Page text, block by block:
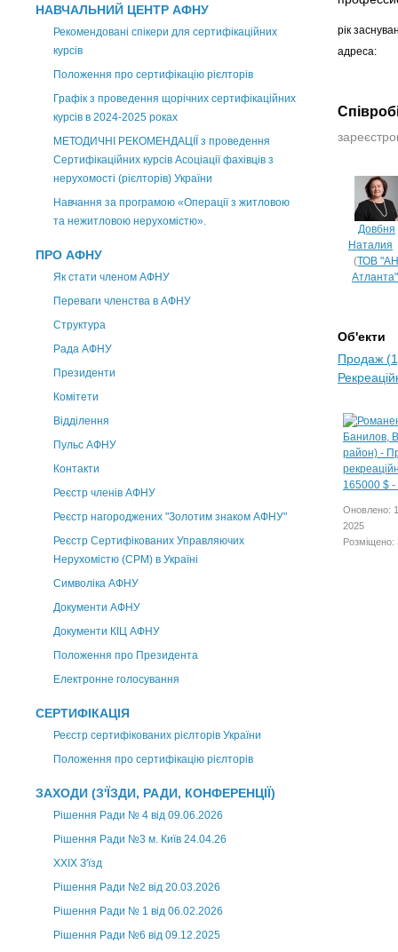
НАВЧАЛЬНИЙ ЦЕНТР АФНУ
Рекомендовані спікери для сертифікаційних
курсів
Положення про сертифікацію рієлторів
Графік з проведення щорічних сертифікаційних
курсів в 2024-2025 роках
МЕТОДИЧНІ РЕКОМЕНДАЦІЇ з проведення
Сертифікаційних курсів Асоціації фахівців з
нерухомості (рієлторів) України
Навчання за програмою «Операції з житловою
та нежитловою нерухомістю».
ПРО АФНУ
Як стати членом АФНУ
Переваги членства в АФНУ
Структура
Рада АФНУ
Президенти
Комітети
Відділення
Пульс АФНУ
Контакти
Реєстр членів АФНУ
Реєстр нагороджених "Золотим знаком АФНУ"
Реєстр Сертифікованих Управляючих
Нерухомістю (CPM) в Україні
Символіка АФНУ
Документи АФНУ
Документи КІЦ АФНУ
Положення про Президента
Електронне голосування
СЕРТИФІКАЦІЯ
Реєстр сертифікованих рієлторів України
Положення про сертифікацію рієлторів
ЗАХОДИ (З'ЇЗДИ, РАДИ, КОНФЕРЕНЦІЇ)
Рішення Ради № 4 від 09.06.2026
Рішення Ради №3 м. Київ 24.04.26
XXІХ З'їзд
Рішення Ради №2 від 20.03.2026
Рішення Ради № 1 від 06.02.2026
Рішення Ради №6 від 09.12.2025
рік
адреса:
Довбня
Наталия
(ТОВ
Атланта"
Об'екти
Продаж
Оновлено:
2025
Розміщено: